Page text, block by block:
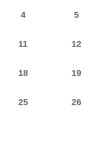
4 5
11 12
18 19
25 26